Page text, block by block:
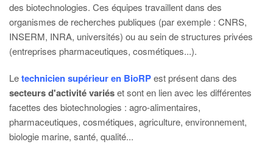
des biotechnologies. Ces équipes travaillent dans des
organismes de recherches publiques (par exemple : CNRS,
INSERM, INRA, universités) ou au sein de structures privées
(entreprises pharmaceutiques, cosmétiques...).
Letechnicien supérieur en BioRPest présent dans des
secteurs d'activité variéset sont en lien avec les différentes
facettes des biotechnologies : agro-alimentaires,
pharmaceutiques, cosmétiques, agriculture, environnement,
biologie marine, santé, qualité...